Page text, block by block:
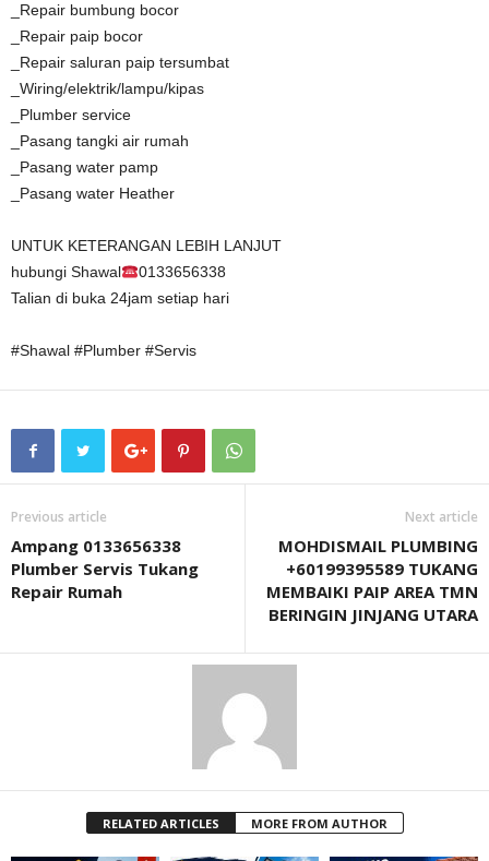
_Repair bumbung bocor
_Repair paip bocor
_Repair saluran paip tersumbat
_Wiring/elektrik/lampu/kipas
_Plumber service
_Pasang tangki air rumah
_Pasang water pamp
_Pasang water Heather
UNTUK KETERANGAN LEBIH LANJUT
hubungi Shawal
0133656338
Talian di buka 24jam setiap hari
#Shawal #Plumber #Servis
Previous article
Ampang 0133656338
Plumber Servis Tukang
Repair Rumah
Next article
MOHDISMAIL PLUMBING
+60199395589 TUKANG
MEMBAIKI PAIP AREA TMN
BERINGIN JINJANG UTARA
RELATED ARTICLES MORE FROM AUTHOR